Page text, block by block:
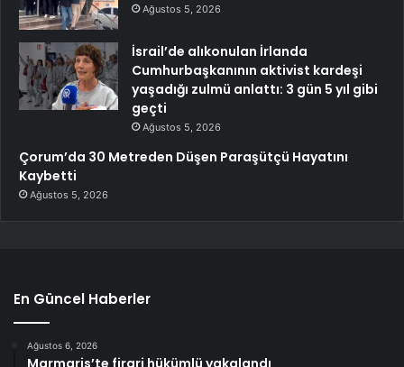
Ağustos 5, 2026
İsrail’de alıkonulan İrlanda
Cumhurbaşkanının aktivist kardeşi
yaşadığı zulmü anlattı: 3 gün 5 yıl gibi
geçti
Ağustos 5, 2026
Çorum’da 30 Metreden Düşen Paraşütçü Hayatını
Kaybetti
Ağustos 5, 2026
En Güncel Haberler
Ağustos 6, 2026
Marmaris’te firari hükümlü yakalandı